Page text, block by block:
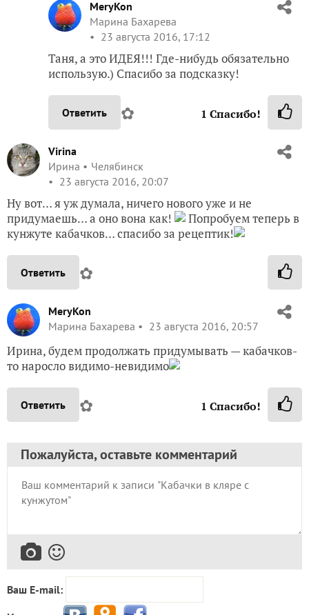
MeryKon
Марина Бахарева
23 августа 2016, 17:12
Таня, а это ИДЕЯ!!! Где-нибудь обязательно
использую.) Спасибо за подсказку!
Ответить ✿ 1 Спасибо!
Virina
Ирина
Челябинск
23 августа 2016, 20:07
Ну вот… я уж думала, ничего нового уже и не
придумаешь… а оно вона как!
Попробуем теперь в
кунжуте кабачков… спасибо за рецептик!
Ответить ✿
MeryKon
Марина Бахарева
23 августа 2016, 20:57
Ирина, будем продолжать придумывать — кабачков-
то наросло видимо-невидимо
Ответить ✿ 1 Спасибо!
Пожалуйста, оставьте комментарий
Ваш E-mail: